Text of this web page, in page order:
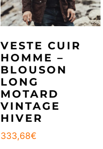
VESTE CUIR
HOMME –
BLOUSON
LONG
MOTARD
VINTAGE
HIVER
333,68€